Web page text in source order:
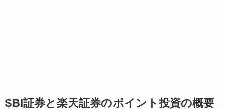
SBI証券と楽天証券のポイント投資の概要